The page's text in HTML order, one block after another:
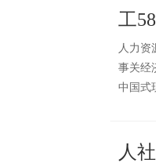
工
人力资
事关经
中国式
人